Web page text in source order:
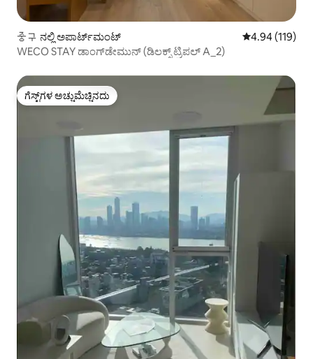
중구 ನಲ್ಲಿ ಅಪಾರ್ಟ್‌ಮಂಟ್ 5 ರಲ್ಲಿ 4.94
4.94 (119)
WECO STAY ಡಾಂಗ್‌ಡೇಮುನ್ (ಡಿಲಕ್ಸ್ ಟ್ರಿಪಲ್ A_2)
ಗೆಸ್ಟ್‌ಗಳ ಅಚ್ಚುಮೆಚ್ಚಿನದು
ಗೆಸ್ಟ್‌ಗಳ ಅಚ್ಚುಮೆಚ್ಚಿನದು